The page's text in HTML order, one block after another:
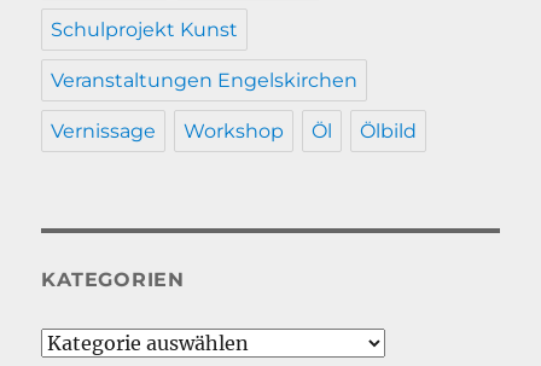
Schulprojekt Kunst
Veranstaltungen Engelskirchen
Vernissage Workshop Öl Ölbild
KATEGORIEN
Kategorien